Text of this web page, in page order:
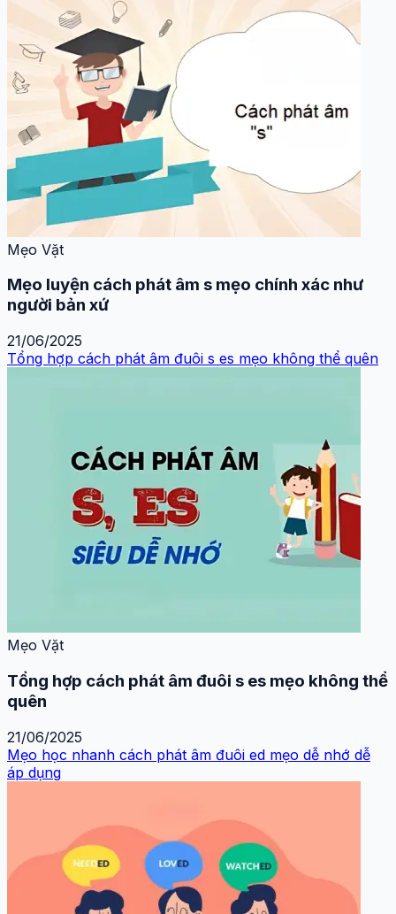
Mẹo Vặt
Mẹo luyện cách phát âm s mẹo chính xác như
người bản xứ
21/06/2025
Tổng hợp cách phát âm đuôi s es mẹo không thể quên
Mẹo Vặt
Tổng hợp cách phát âm đuôi s es mẹo không thể
quên
21/06/2025
Mẹo học nhanh cách phát âm đuôi ed mẹo dễ nhớ dễ
áp dụng